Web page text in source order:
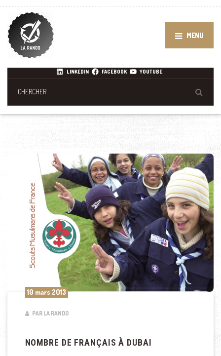
MENU
LINKEDIN FACEBOOK YOUTUBE
10 mars 2013
PAR LA RANDO
NOMBRE DE FRANÇAIS À DUBAI